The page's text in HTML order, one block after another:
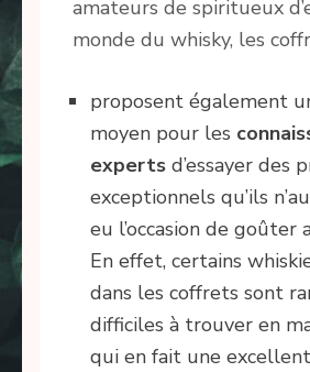
amateurs de spiritueux
monde du whisky, les
proposent également
moyen pour les
experts d’essayer des
exceptionnels qu’ils
eu l’occasion de goûter
En effet, certains
dans les coffrets sont
difficiles à trouver en
qui en fait une